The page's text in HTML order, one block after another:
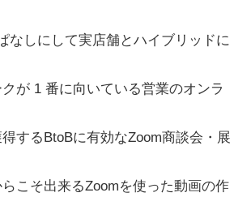
なしにして実店舗とハイブリッドに
クが 1 番に向いている営業のオンラ
得するBtoBに有効なZoom商談会・展
らこそ出来るZoomを使った動画の作